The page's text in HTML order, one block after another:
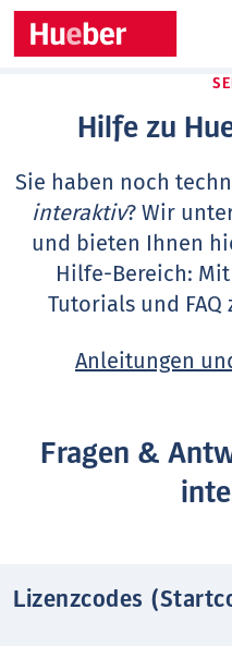
Hilfe zu
Sie haben noch
interaktiv? Wir
und bieten Ihnen
Hilfe-Bereich:
Tutorials und
Anleitungen
Fragen &
Lizenzcodes